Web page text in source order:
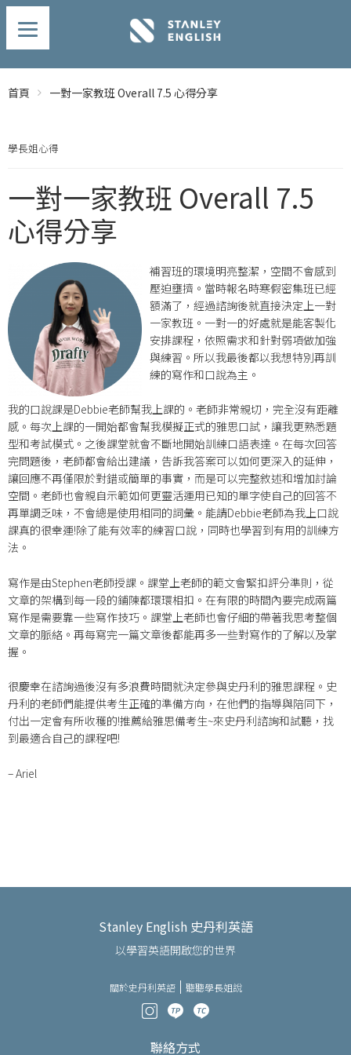
首頁 一對一家教班 Overall 7.5 心得分享
學長姐心得
一對一家教班 Overall 7.5
心得分享
補習班的環境明亮整潔，空間不會感到
壓迫壅擠。當時報名時寒假密集班已經
額滿了，經過諮詢後就直接決定上一對
一家教班。一對一的好處就是能客製化
安排課程，依照需求和針對弱項做加強
與練習。所以我最後都以我想特別再訓
練的寫作和口說為主。
我的口說課是Debbie老師幫我上課的。老師非常親切，完全沒有距離
感。每次上課的一開始都會幫我模擬正式的雅思口試，讓我更熟悉題
型和考試模式。之後課堂就會不斷地開始訓練口語表達。在每次回答
完問題後，老師都會給出建議，告訴我答案可以如何更深入的延伸，
讓回應不再僅限於對錯或簡單的事實，而是可以完整敘述和增加討論
空間。老師也會親自示範如何更靈活運用已知的單字使自己的回答不
再單調乏味，不會總是使用相同的詞彙。能請Debbie老師為我上口說
課真的很幸運!除了能有效率的練習口說，同時也學習到有用的訓練方
法。
寫作是由Stephen老師授課。課堂上老師的範文會緊扣評分準則，從
文章的架構到每一段的鋪陳都環環相扣。在有限的時間內要完成兩篇
寫作是需要靠一些寫作技巧。課堂上老師也會仔細的帶著我思考整個
文章的脈絡。再每寫完一篇文章後都能再多一些對寫作的了解以及掌
握。
很慶幸在諮詢過後沒有多浪費時間就決定參與史丹利的雅思課程。史
丹利的老師們能提供考生正確的準備方向，在他們的指導與陪同下，
付出一定會有所收穫的!推薦給雅思備考生~來史丹利諮詢和試聽，找
到最適合自己的課程吧!
– Ariel
Stanley English 史丹利英語
以學習英語開啟您的世界
關於史丹利英語 聽聽學長姐說
聯絡方式